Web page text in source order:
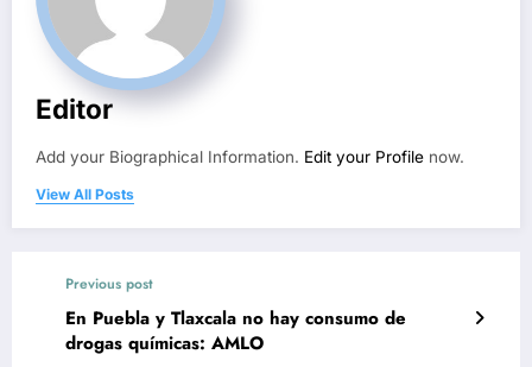
Editor
Add your Biographical Information. Edit your Profile now.
View All Posts
Previous post
En Puebla y Tlaxcala no hay consumo de
drogas químicas: AMLO